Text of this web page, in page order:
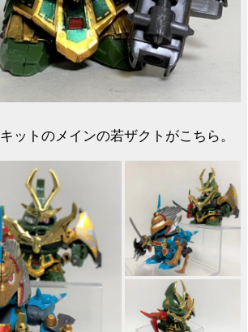
ットのメインの若ザクトがこちら。